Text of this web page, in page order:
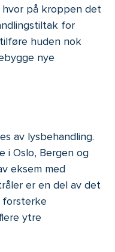
på kroppen det
for
huden nok
nye
av lysbehandling.
i Oslo, Bergen og
eksem med
er en del av det
forsterke
ytre